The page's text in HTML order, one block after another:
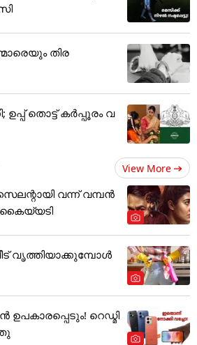
തിര
തൊട്ട് കര്‍പ്പൂരം വ
View More
വന്ന് വമ്പൻ
വൃത്തിയാക്കുമ്പോൾ
ഉപകാരപ്പെടും! റെഡ്മി